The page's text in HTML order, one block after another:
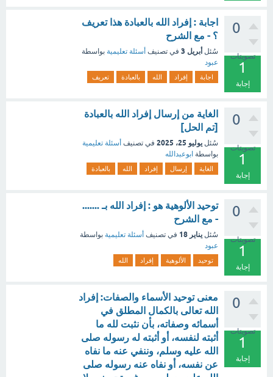
0
تصويتات
1
إجابة
اجابة : إفراد الله بالعبادة هذا تعريف
؟ - مع الشرح
سُئل أبريل 3 في تصنيف أسئلة تعليمية بواسطة
عبود
اجابة إفراد الله بالعبادة تعريف
0
تصويتات
1
إجابة
الغاية من إرسال إفراد الله بالعبادة
[تم الحل]
سُئل يوليو 25، 2025 في تصنيف أسئلة تعليمية
بواسطة ابوعبدالله
الغاية إرسال إفراد الله بالعبادة
0
تصويتات
1
إجابة
توحيد الألوهية هو : إفراد الله بـ .......
- مع الشرح
سُئل يناير 18 في تصنيف أسئلة تعليمية بواسطة
عبود
توحيد الألوهية إفراد الله
0
تصويتات
1
إجابة
معنى توحيد الأسماء والصفات: إفراد
الله تعالى بالكمال المطلق في
أسمائه وصفاته، بأن نثبت لله ما
أثبته لنفسه، أو أثبته له رسوله صلى
الله عليه وسلم، وننفي عنه ما نفاه
عن نفسه، أو نفاه عنه رسوله صلى